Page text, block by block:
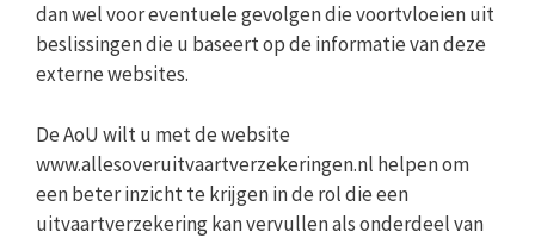
dan wel voor eventuele gevolgen die voortvloeien uit
beslissingen die u baseert op de informatie van deze
externe websites.
De AoU wilt u met de website
www.allesoveruitvaartverzekeringen.nl helpen om
een beter inzicht te krijgen in de rol die een
uitvaartverzekering kan vervullen als onderdeel van